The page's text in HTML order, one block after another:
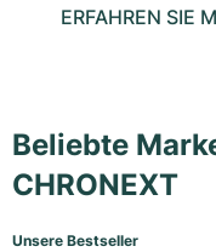
ERFAHREN SIE
Beliebte
CHRONEXT
Unsere Bestseller